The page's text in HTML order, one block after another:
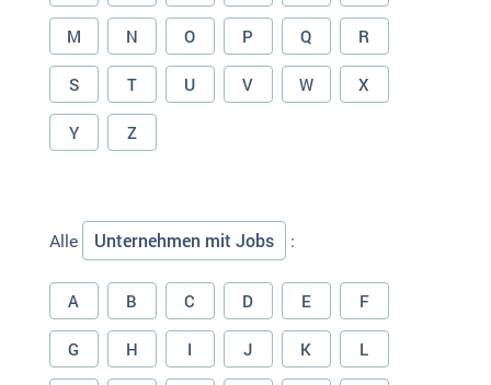
M N O P Q R
S T U V W X
Y Z
Alle Unternehmen mit Jobs :
A B C D E F
G H I J K L